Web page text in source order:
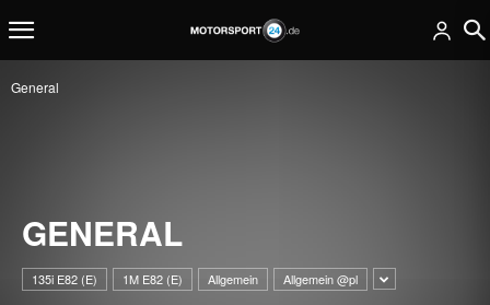
General
GENERAL
135i E82 (E) 1M E82 (E) Allgemein Allgemein @pl